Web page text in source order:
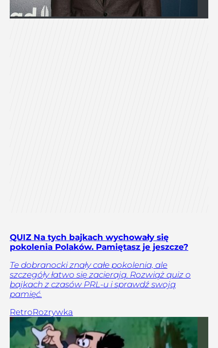
QUIZ Na tych bajkach wychowały się
pokolenia Polaków. Pamiętasz je jeszcze?
Te dobranocki znały całe pokolenia, ale
szczegóły łatwo się zacierają. Rozwiąż quiz o
bajkach z czasów PRL-u i sprawdź swoją
pamięć.
RetroRozrywka